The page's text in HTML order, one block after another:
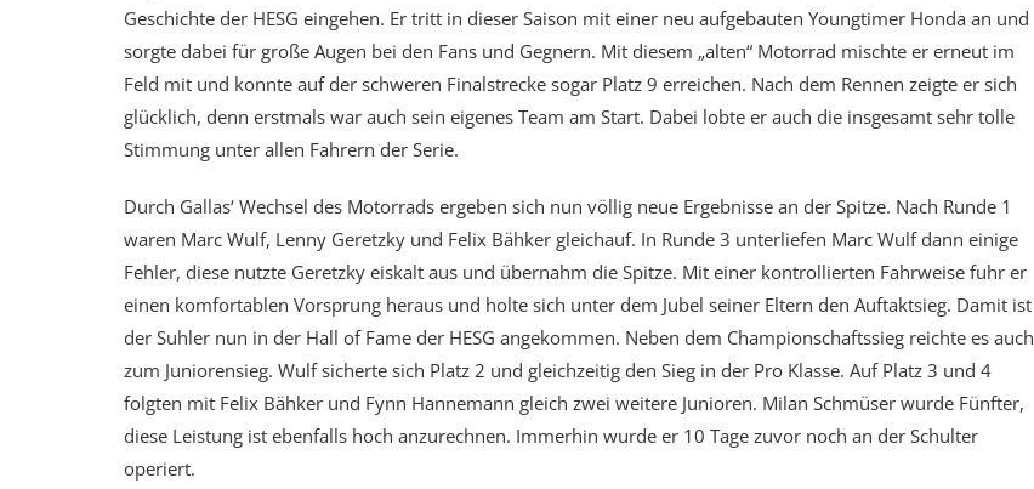
Geschichte der HESG eingehen. Er tritt in dieser Saison mit einer neu aufgebauten Youngtimer Honda an und
sorgte dabei für große Augen bei den Fans und Gegnern. Mit diesem „alten“ Motorrad mischte er erneut im
Feld mit und konnte auf der schweren Finalstrecke sogar Platz 9 erreichen. Nach dem Rennen zeigte er sich
glücklich, denn erstmals war auch sein eigenes Team am Start. Dabei lobte er auch die insgesamt sehr tolle
Stimmung unter allen Fahrern der Serie.
Durch Gallas‘ Wechsel des Motorrads ergeben sich nun völlig neue Ergebnisse an der Spitze. Nach Runde 1
waren Marc Wulf, Lenny Geretzky und Felix Bähker gleichauf. In Runde 3 unterliefen Marc Wulf dann einige
Fehler, diese nutzte Geretzky eiskalt aus und übernahm die Spitze. Mit einer kontrollierten Fahrweise fuhr er
einen komfortablen Vorsprung heraus und holte sich unter dem Jubel seiner Eltern den Auftaktsieg. Damit ist
der Suhler nun in der Hall of Fame der HESG angekommen. Neben dem Championschaftssieg reichte es auch
zum Juniorensieg. Wulf sicherte sich Platz 2 und gleichzeitig den Sieg in der Pro Klasse. Auf Platz 3 und 4
folgten mit Felix Bähker und Fynn Hannemann gleich zwei weitere Junioren. Milan Schmüser wurde Fünfter,
diese Leistung ist ebenfalls hoch anzurechnen. Immerhin wurde er 10 Tage zuvor noch an der Schulter
operiert.